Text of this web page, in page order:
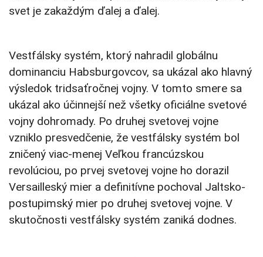
svet je zakaždým ďalej a ďalej.
Vestfálsky systém, ktorý nahradil globálnu
dominanciu Habsburgovcov, sa ukázal ako hlavný
výsledok tridsaťročnej vojny. V tomto smere sa
ukázal ako účinnejší než všetky oficiálne svetové
vojny dohromady. Po druhej svetovej vojne
vzniklo presvedčenie, že vestfálsky systém bol
zničený viac-menej Veľkou francúzskou
revolúciou, po prvej svetovej vojne ho dorazil
Versailleský mier a definitívne pochoval Jaltsko-
postupimský mier po druhej svetovej vojne. V
skutočnosti vestfálsky systém zaniká dodnes.